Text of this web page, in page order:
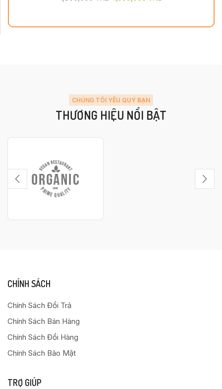
CHÚNG TÔI YÊU QUÝ BẠN
THƯƠNG HIỆU NỔI BẬT
CHÍNH SÁCH
Chính Sách Đổi Trả
Chính Sách Bán Hàng
Chính Sách Đổi Hàng
Chính Sách Bảo Mật
TRỢ GIÚP